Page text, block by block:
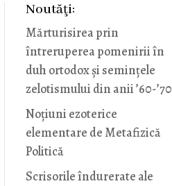
Noutăţi:
Mărturisirea prin
întreruperea pomenirii în
duh ortodox și semințele
zelotismului din anii ’60-’70
Noţiuni ezoterice
elementare de Metafizică
Politică
Scrisorile îndurerate ale